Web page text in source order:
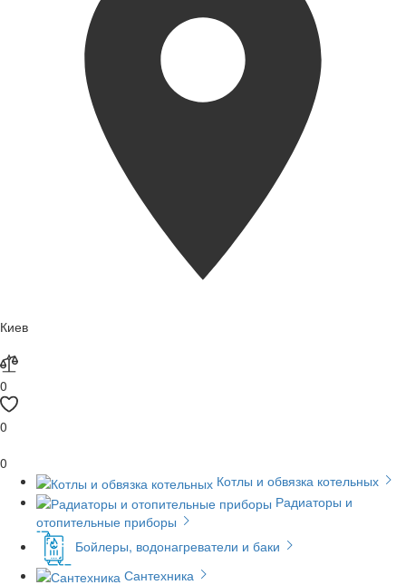
Киев
0
0
0
Котлы и обвязка котельных
Радиаторы и
отопительные приборы
Бойлеры, водонагреватели и баки
Сантехника